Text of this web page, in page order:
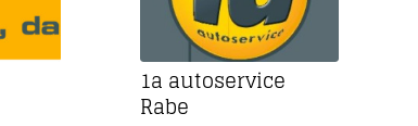
1a autoservice
Rabe